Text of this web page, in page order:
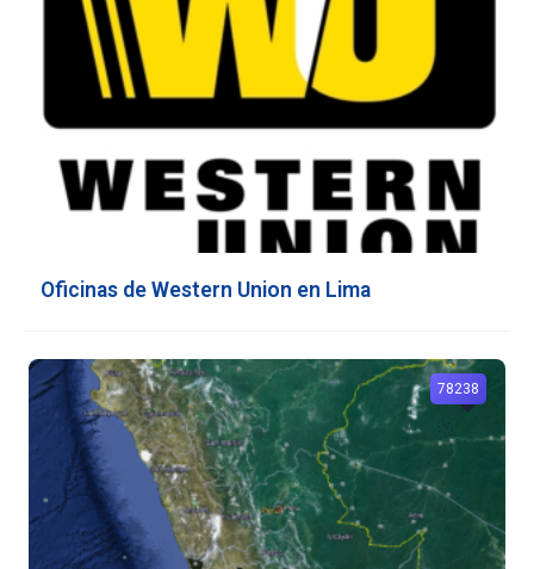
Oficinas de Western Union en Lima
78238